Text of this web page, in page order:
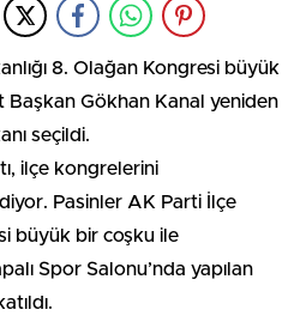
8. Olağan Kongresi büyük
Başkan Gökhan Kanal yeniden
seçildi.
ilçe kongrelerini
Pasinler AK Parti İlçe
büyük bir coşku ile
Spor Salonu’nda yapılan